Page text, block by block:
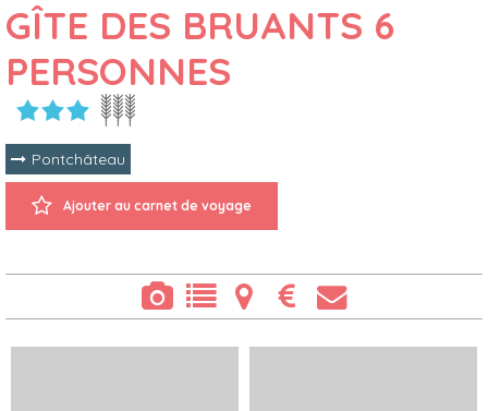
GÎTE DES BRUANTS 6
PERSONNES
Pontchâteau
Ajouter au carnet de voyage